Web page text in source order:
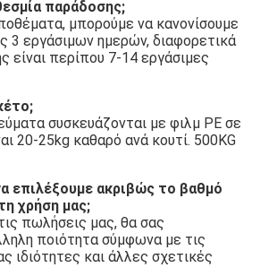
μπορούμε να κανονίσουμε
3 εργάσιμων ημερών, διαφορετικά
είναι περίπου 7-14 εργάσιμες
συσκευάζονται με φιλμ PE σε
20-25kg καθαρό ανά κουτί. 500KG
χρήση μας;
πωλήσεις μας, θα σας
ποιότητα σύμφωνα με τις
ιδιότητες και άλλες σχετικές